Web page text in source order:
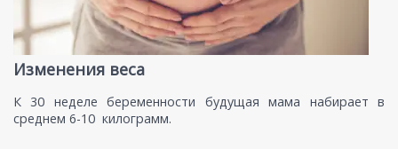
Изменения веса
К 30 неделе беременности будущая мама набирает в
среднем 6-10 килограмм.